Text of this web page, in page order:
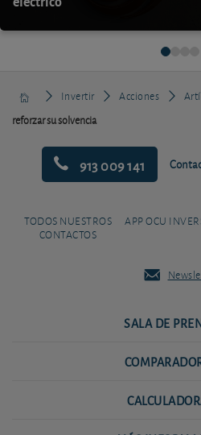
Invertir Acciones
reforzar su solvencia
913 009 141
TODOS NUESTROS
CONTACTOS
APP OCU
SALA DE